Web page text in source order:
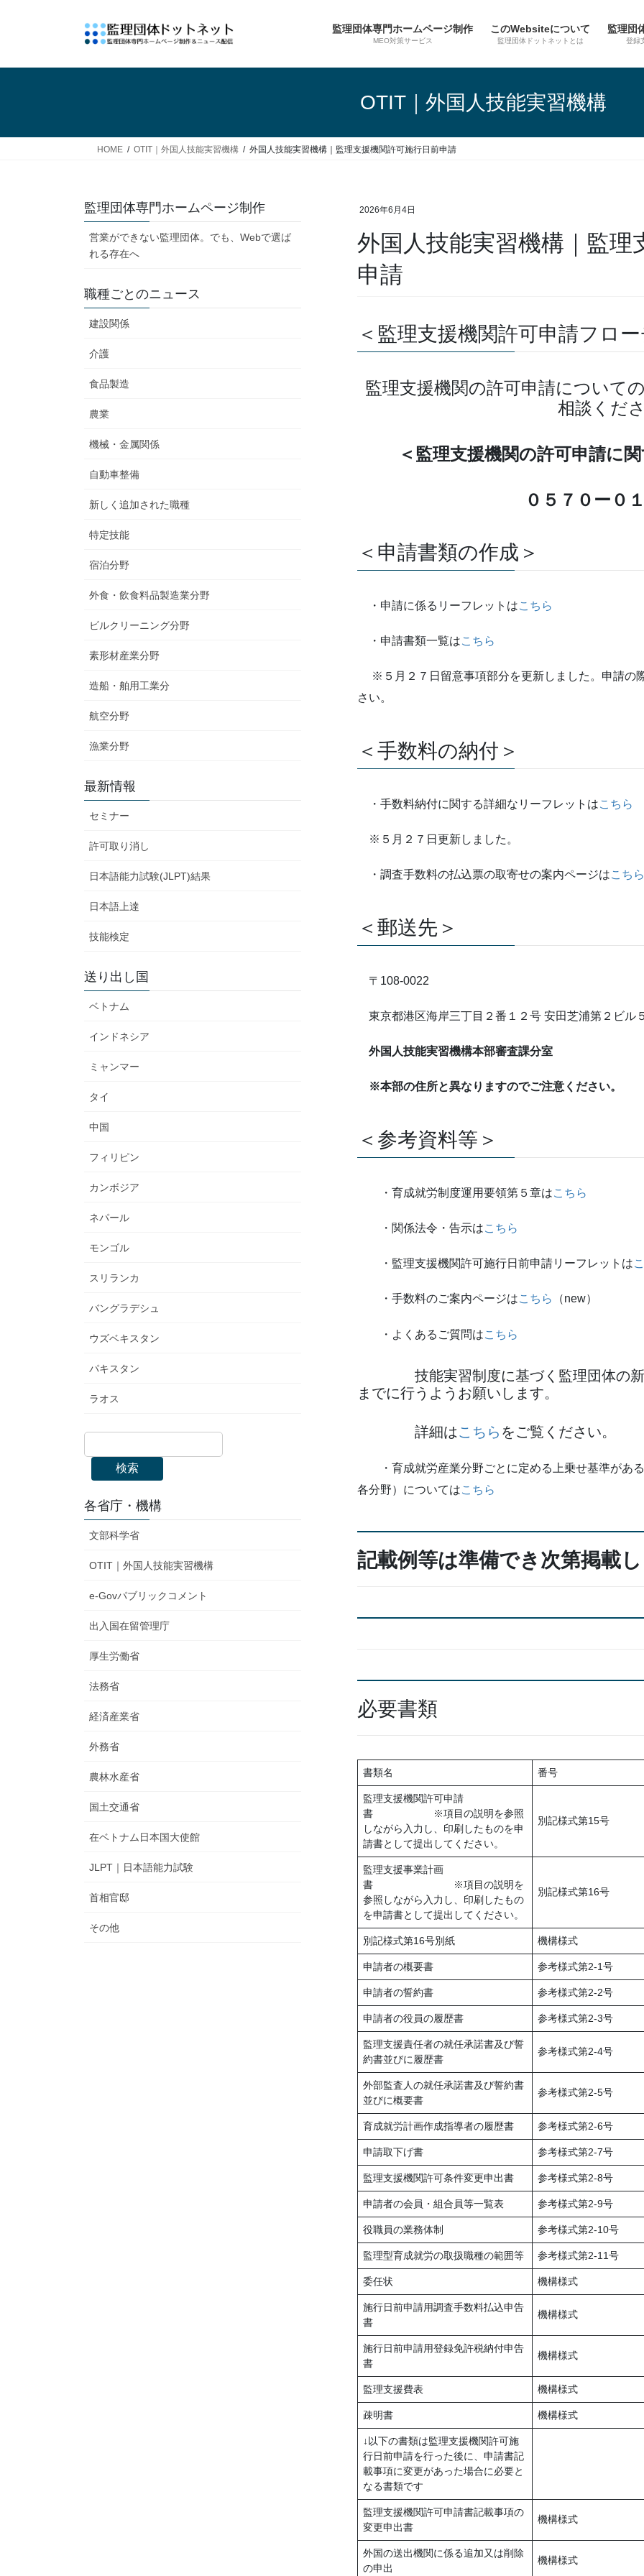
監理団体専門ホームページ制作
MEO対策サービス
このWebsiteについて
監理団体ドットネットとは
監理団
登録
OTIT｜外国人技能実習機構
HOME OTIT｜外国人技能実習機構 外国人技能実習機構｜監理支援機関許可施行日前申請
2026年6月4日
外国人技能実習機構｜監理
申請
＜監理支援機関許可申請フロ
監理支援機関の許可申請について
相談くださ
＜監理支援機関の許可申請に
０５７０ー０
＜申請書類の作成＞
・申請に係るリーフレットはこちら
・申請書類一覧はこちら
※５月２７日留意事項部分を更新しました。申請の
さい。
＜手数料の納付＞
・手数料納付に関する詳細なリーフレットはこちら
※５月２７日更新しました。
・調査手数料の払込票の取寄せの案内ページはこちら
＜郵送先＞
〒108-0022
東京都港区海岸三丁目２番１２号 安田芝浦第２ビル
外国人技能実習機構本部審査課分室
※本部の住所と異なりますのでご注意ください。
＜参考資料等＞
・育成就労制度運用要領第５章はこちら
・関係法令・告示はこちら
・監理支援機関許可施行日前申請リーフレットは
・手数料のご案内ページはこちら （new）
・よくあるご質問はこちら
技能実習制度に基づく監理団体の新規
までに行うようお願いします。
詳細はこちら をご覧ください。
・育成就労産業分野ごとに定める上乗せ基準があ
各分野）についてはこちら
記載例等は準備でき次第掲載し
必要書類
書類名 番号
監理支援機関許可申請
書 ※項目の説明を参照
しながら入力し、印刷したものを申
請書として提出してください。
別記様式第15号
監理支援事業計画
書 ※項目の説明を
参照しながら入力し、印刷したもの
を申請書として提出してください。
別記様式第16号
別記様式第16号別紙 機構様式
申請者の概要書 参考様式第2-1号
申請者の誓約書 参考様式第2-2号
申請者の役員の履歴書 参考様式第2-3号
監理支援責任者の就任承諾書及び誓
約書並びに履歴書
参考様式第2-4号
外部監査人の就任承諾書及び誓約書
並びに概要書
参考様式第2-5号
育成就労計画作成指導者の履歴書 参考様式第2-6号
申請取下げ書 参考様式第2-7号
監理支援機関許可条件変更申出書 参考様式第2-8号
申請者の会員・組合員等一覧表 参考様式第2-9号
役職員の業務体制 参考様式第2-10号
監理型育成就労の取扱職種の範囲等 参考様式第2-11号
委任状 機構様式
施行日前申請用調査手数料払込申告
書
機構様式
施行日前申請用登録免許税納付申告
書
機構様式
監理支援費表 機構様式
疎明書 機構様式
↓以下の書類は監理支援機関許可施
行日前申請を行った後に、申請書記
載事項に変更があった場合に必要と
なる書類です
監理支援機関許可申請書記載事項の
変更申出書
機構様式
外国の送出機関に係る追加又は削除
の申出
機構様式
監理団体専門ホームページ制作
営業ができない監理団体。でも、Webで選ば
れる存在へ
職種ごとのニュース
建設関係
介護
食品製造
農業
機械・金属関係
自動車整備
新しく追加された職種
特定技能
宿泊分野
外食・飲食料品製造業分野
ビルクリーニング分野
素形材産業分野
造船・舶用工業分
航空分野
漁業分野
最新情報
セミナー
許可取り消し
日本語能力試験(JLPT)結果
日本語上達
技能検定
送り出し国
ベトナム
インドネシア
ミャンマー
タイ
中国
フィリピン
カンボジア
ネパール
モンゴル
スリランカ
バングラデシュ
ウズベキスタン
パキスタン
ラオス
検索
各省庁・機構
文部科学省
OTIT｜外国人技能実習機構
e-Govパブリックコメント
出入国在留管理庁
厚生労働省
法務省
経済産業省
外務省
農林水産省
国土交通省
在ベトナム日本国大使館
JLPT｜日本語能力試験
首相官邸
その他